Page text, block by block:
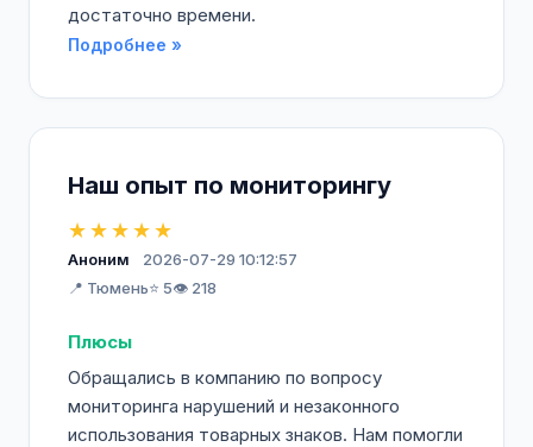
достаточно времени.
Подробнее »
Наш опыт по мониторингу
★★★★★
Аноним
2026-07-29 10:12:57
📍 Тюмень⭐ 5👁️ 218
Плюсы
Обращались в компанию по вопросу
мониторинга нарушений и незаконного
использования товарных знаков. Нам помогли